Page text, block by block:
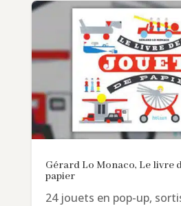
Gérard Lo Monaco, Le livre
papier
24 jouets en pop-up,